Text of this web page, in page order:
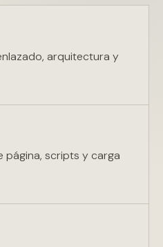
arquitectura y
página, scripts y carga